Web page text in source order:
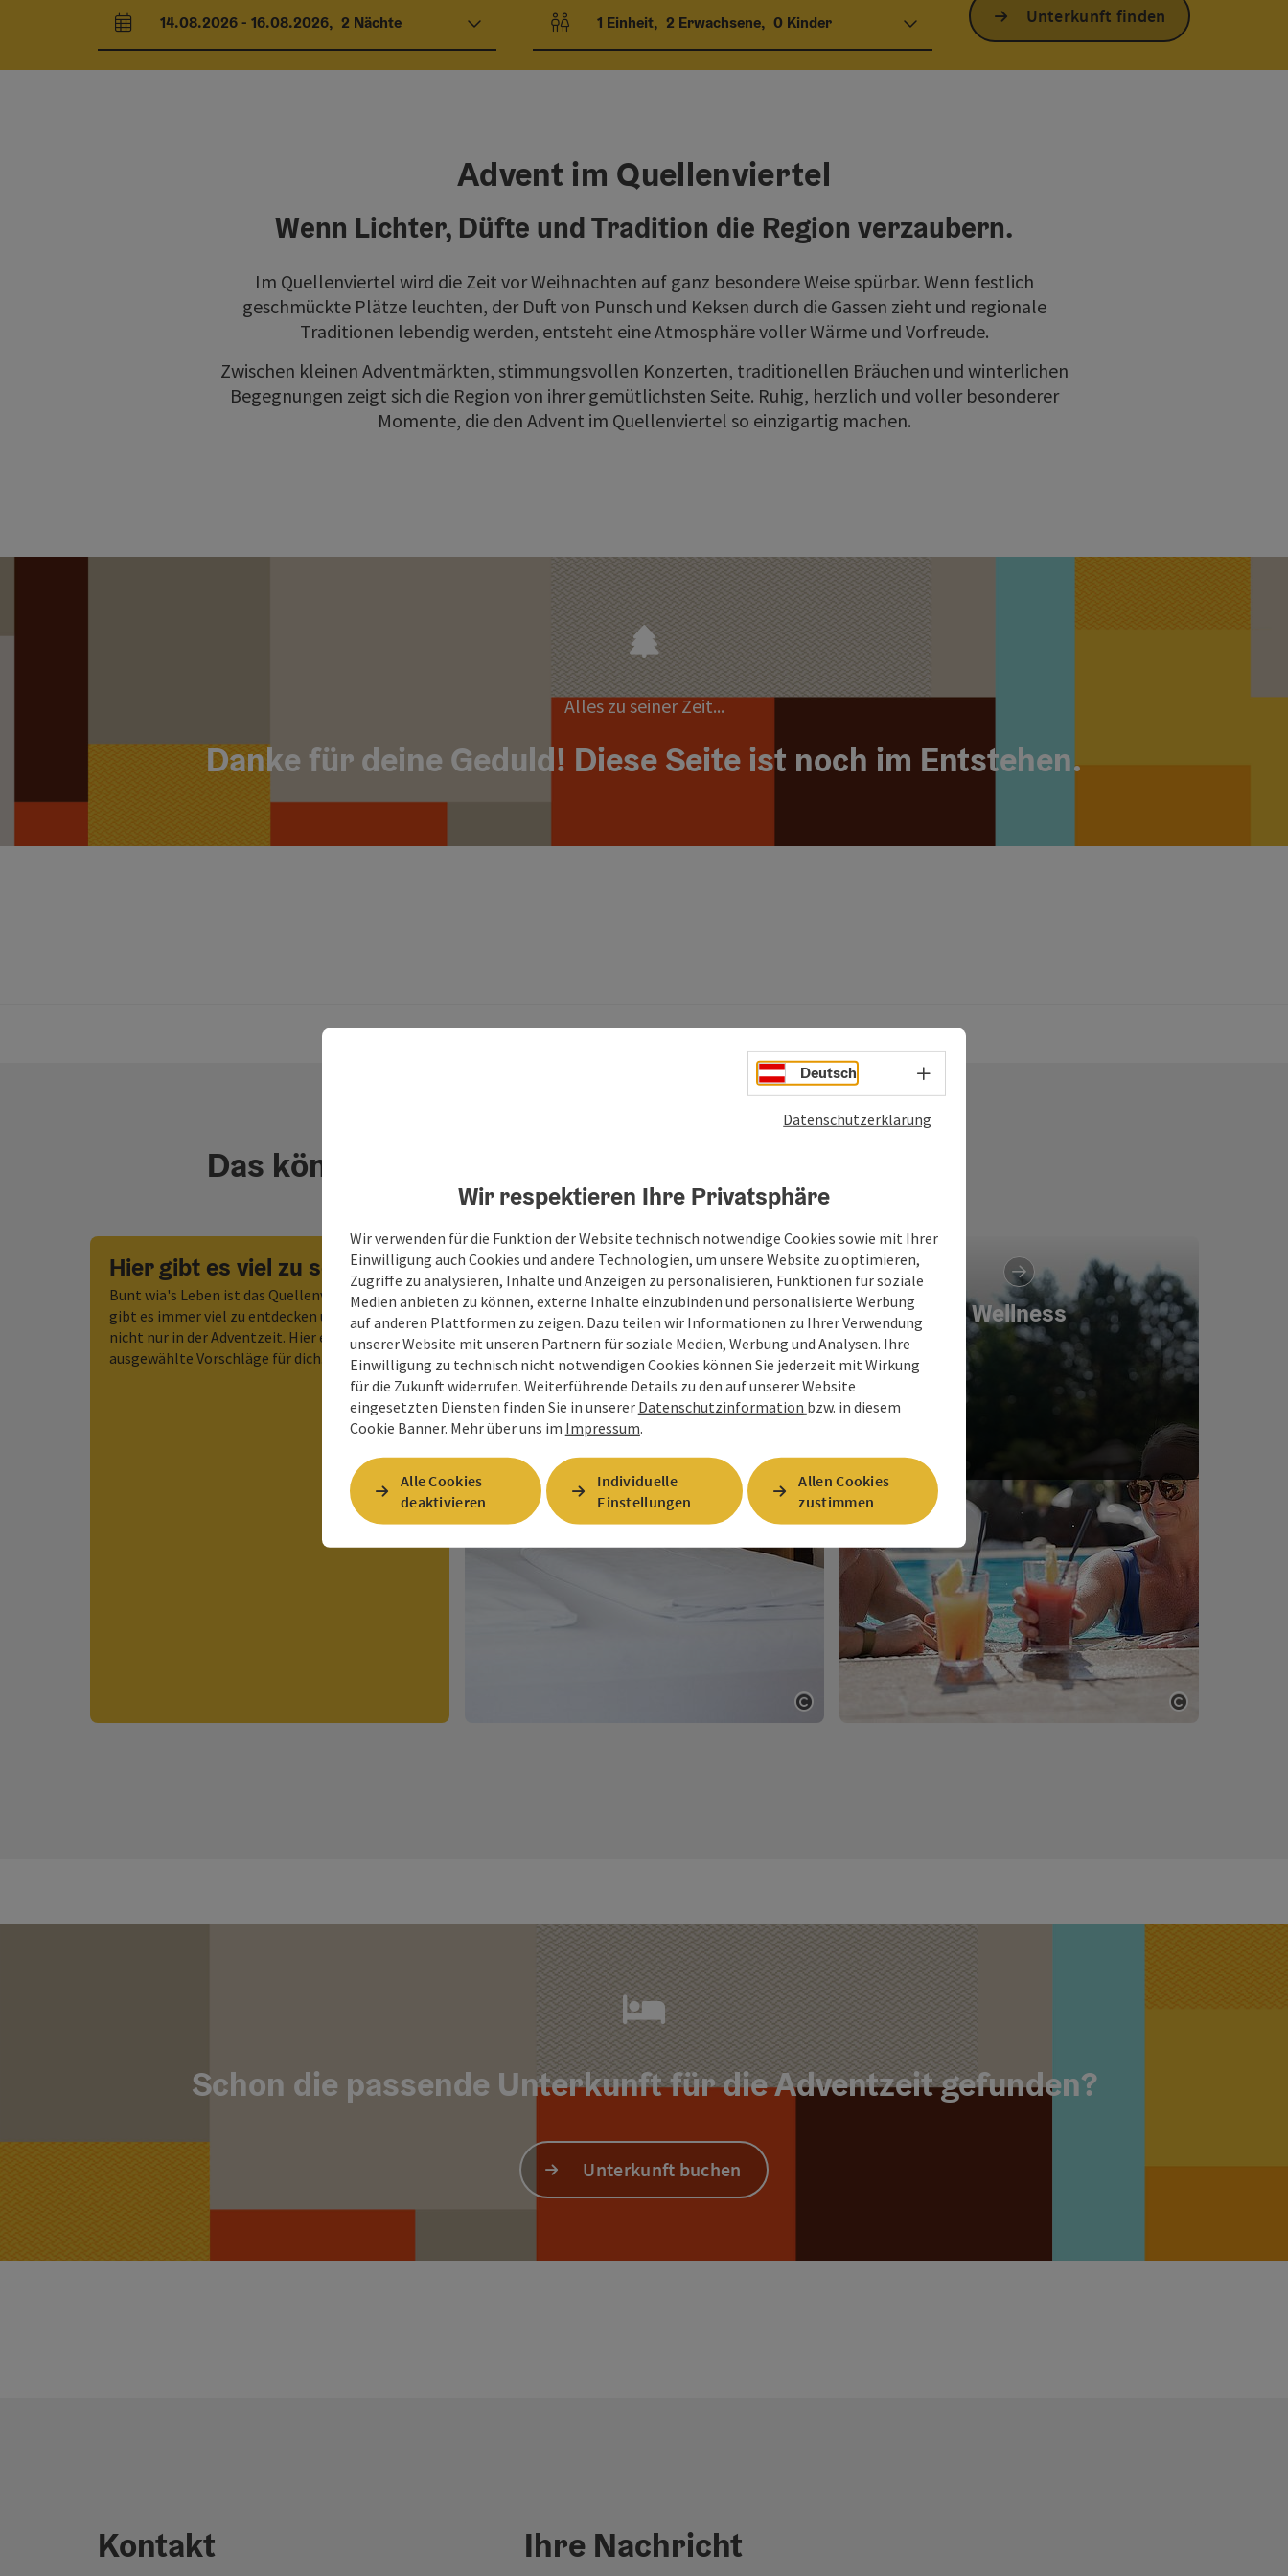
An- und Abreisefelder
14.08.2026- 16.08.2026, 2 Nächte Einheitenanzahl und Personenfelder
1 Einheit, 2 Erwachsene, 0 Kinder Unterkunft finden
Advent im Quellenviertel
Wenn Lichter, Düfte und Tradition die Region verzaubern.
Im Quellenviertel wird die Zeit vor Weihnachten auf ganz besondere Weise spürbar. Wenn festlich
geschmückte Plätze leuchten, der Duft von Punsch und Keksen durch die Gassen zieht und regionale
Traditionen lebendig werden, entsteht eine Atmosphäre voller Wärme und Vorfreude.
Zwischen kleinen Adventmärkten, stimmungsvollen Konzerten, traditionellen Bräuchen und winterlichen
Begegnungen zeigt sich die Region von ihrer gemütlichsten Seite. Ruhig, herzlich und voller besonderer
Momente, die den Advent im Quellenviertel so einzigartig machen.
Alles zu seiner Zeit...
Danke für deine Geduld! Diese Seite ist noch im Entstehen.
Das könnte dich auch noch interessieren:
Hier gibt es viel zu sehen!
Bunt wia's Leben ist das Quellenviertel, somit
gibt es immer viel zu entdecken und erleben -
nicht nur in der Adventzeit. Hier ein paar
ausgewählte Vorschläge für dich.
Unterkünfte
Copyright öffnen
Wellness
Schon die passende Unterkunft für die Adventzeit gefunden?
Unterkunft buchen
Kontakt Ihre Nachricht
Deutsch Sprachwahl - Menü öffnen
Datenschutzerklärung
Wir respektieren Ihre Privatsphäre
Wir verwenden für die Funktion der Website technisch notwendige Cookies sowie mit Ihrer
Einwilligung auch Cookies und andere Technologien, um unsere Website zu optimieren,
Zugriffe zu analysieren, Inhalte und Anzeigen zu personalisieren, Funktionen für soziale
Medien anbieten zu können, externe Inhalte einzubinden und personalisierte Werbung
auf anderen Plattformen zu zeigen. Dazu teilen wir Informationen zu Ihrer Verwendung
unserer Website mit unseren Partnern für soziale Medien, Werbung und Analysen. Ihre
Einwilligung zu technisch nicht notwendigen Cookies können Sie jederzeit mit Wirkung
für die Zukunft widerrufen. Weiterführende Details zu den auf unserer Website
eingesetzten Diensten finden Sie in unserer Datenschutzinformation bzw. in diesem
Cookie Banner. Mehr über uns im Impressum.
Alle Cookies
deaktivieren
Individuelle
Einstellungen
Allen Cookies
zustimmen